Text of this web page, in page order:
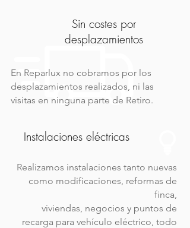
Sin costes por
desplazamientos
En Reparlux no cobramos por los
desplazamientos realizados, ni las
visitas en ninguna parte de Retiro.
Instalaciones eléctricas
Realizamos instalaciones tanto nuevas
como modificaciones, reformas de
finca,
viviendas, negocios y puntos de
recarga para vehículo eléctrico, todo